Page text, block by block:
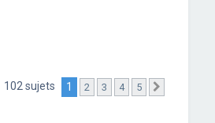
102 sujets 1 2 3 4 5